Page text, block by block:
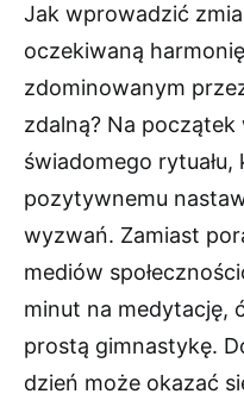
Jak wprowadzić
oczekiwaną
zdominowanym
zdalną? Na
świadomego
pozytywnemu
wyzwań. Zamiast
mediów
minut na medytację,
prostą gimnastykę.
dzień może okazać